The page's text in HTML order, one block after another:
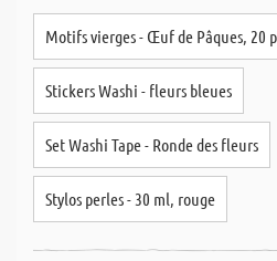
Motifs vierges - Œuf de Pâques, 20
Stickers Washi - fleurs bleues
Set Washi Tape - Ronde des fleurs
Stylos perles - 30 ml, rouge